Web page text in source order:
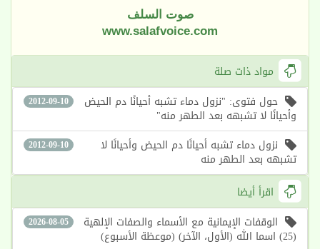
صوت السلف
www.salafvoice.com
مواد ذات صلة
2012-09-10 حول فتوى: "نزول دماء تشبه أحيانًا دم الحيض
وأحيانًا لا تشبهه بعد الطهر منه"
2012-09-10 نزول دماء تشبه أحيانًا دم الحيض وأحيانًا لا
تشبهه بعد الطهر منه
اقرأ أيضا
2026-08-05 الوقفات الإيمانية مع الأسماء والصفات الإلهية
(25) اسما الله (الأول، الآخر) (موعظة الأسبوع)